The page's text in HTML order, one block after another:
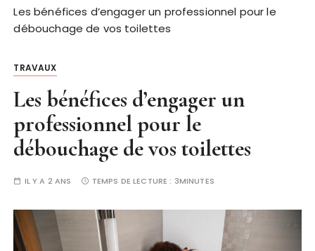
Les bénéfices d’engager un professionnel pour le
débouchage de vos toilettes
TRAVAUX
Les bénéfices d’engager un
professionnel pour le
débouchage de vos toilettes
IL Y A 2 ANS TEMPS DE LECTURE : 3MINUTES